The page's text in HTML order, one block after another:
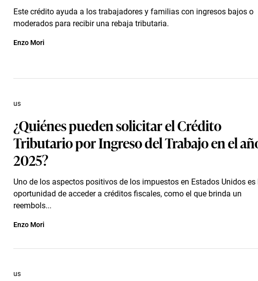
Este crédito ayuda a los trabajadores y familias con ingresos bajos o
moderados para recibir una rebaja tributaria.
Enzo Mori
¿Quiénes pueden solicitar el Crédito
Tributario por Ingreso del Trabajo en el
2025?
Uno de los aspectos positivos de los impuestos en Estados Unidos es
oportunidad de acceder a créditos fiscales, como el que brinda un
reembols...
us
Enzo Mori
us